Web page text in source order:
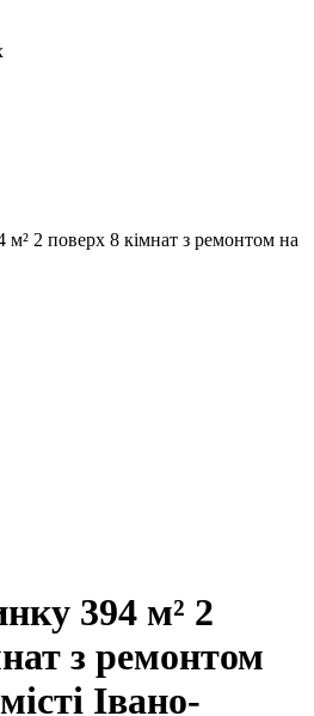
2 поверх 8 кімнат з ремонтом на
394 м² 2
з ремонтом
Івано-